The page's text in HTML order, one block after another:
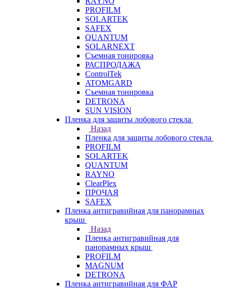
PROFILM
SOLARTEK
SAFEX
QUANTUM
SOLARNEXT
Съемная тонировка
РАСПРОДАЖА
ControlTek
ATOMGARD
Съемная тонировка
DETRONA
SUN VISION
Пленка для защиты лобового стекла
Назад
Пленка для защиты лобового стекла
PROFILM
SOLARTEK
QUANTUM
RAYNO
ClearPlex
ПРОЧАЯ
SAFEX
Пленка антигравийная для панорамных
крыш
Назад
Пленка антигравийная для
панорамных крыш
PROFILM
MAGNUM
DETRONA
Пленка антигравийная для ФАР